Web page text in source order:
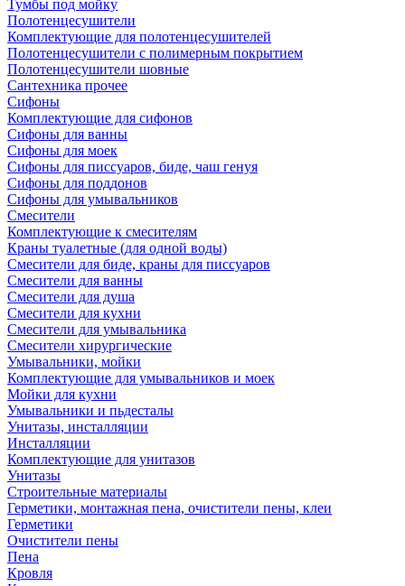
Тумбы под мойку
Полотенцесушители
Комплектующие для полотенцесушителей
Полотенцесушители с полимерным покрытием
Полотенцесушители шовные
Сантехника прочее
Сифоны
Комплектующие для сифонов
Сифоны для ванны
Сифоны для моек
Сифоны для писсуаров, биде, чаш генуя
Сифоны для поддонов
Сифоны для умывальников
Смесители
Комплектующие к смесителям
Краны туалетные (для одной воды)
Смесители для биде, краны для писсуаров
Смесители для ванны
Смесители для душа
Смесители для кухни
Смесители для умывальника
Смесители хирургические
Умывальники, мойки
Комплектующие для умывальников и моек
Мойки для кухни
Умывальники и пьдесталы
Унитазы, инсталляции
Инсталляции
Комплектующие для унитазов
Унитазы
Строительные материалы
Герметики, монтажная пена, очистители пены, клеи
Герметики
Очистители пены
Пена
Кровля